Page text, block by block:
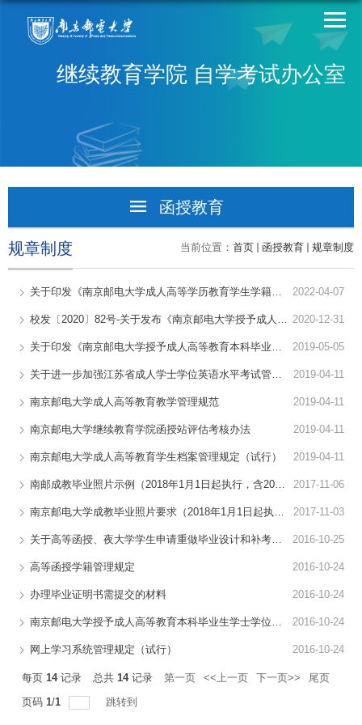
继续教育学院 自学考试办公室
函授教育
学籍学历学位
成绩最新发布
规章制度
表格下载
当前位置： 首页 函授教育 规章制度
规章制度
2022-04-07
2020-12-31
2019-05-05
2019-04-11
南京邮电大学成人高等教育教学管理规范 2019-04-11
南京邮电大学继续教育学院函授站评估考核办法 2019-04-11
南京邮电大学成人高等教育学生档案管理规定（试行） 2019-04-11
2017-11-06
2017-11-03
2016-10-25
高等函授学籍管理规定 2016-10-24
办理毕业证明书需提交的材料 2016-10-24
2016-10-24
网上学习系统管理规定（试行） 2016-10-24
每页 14记录 总共 14记录 第一页 <<上一页 下一页>>
尾页
页码 1/1 跳转到